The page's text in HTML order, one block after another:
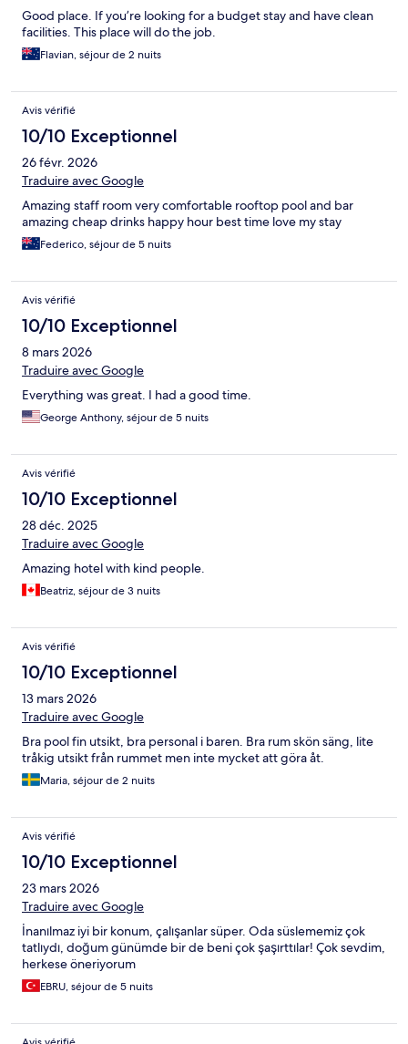
Good place. If you’re looking for a budget stay and have clean
facilities. This place will do the job.
Flavian, séjour de 2 nuits
Avis vérifié
10/10 Exceptionnel
26 févr. 2026
Traduire avec Google
Amazing staff room very comfortable rooftop pool and bar
amazing cheap drinks happy hour best time love my stay
Federico, séjour de 5 nuits
Avis vérifié
10/10 Exceptionnel
8 mars 2026
Traduire avec Google
Everything was great. I had a good time.
George Anthony, séjour de 5 nuits
Avis vérifié
10/10 Exceptionnel
28 déc. 2025
Traduire avec Google
Amazing hotel with kind people.
Beatriz, séjour de 3 nuits
Avis vérifié
10/10 Exceptionnel
13 mars 2026
Traduire avec Google
Bra pool fin utsikt, bra personal i baren. Bra rum skön säng, lite
tråkig utsikt från rummet men inte mycket att göra åt.
Maria, séjour de 2 nuits
Avis vérifié
10/10 Exceptionnel
23 mars 2026
Traduire avec Google
İnanılmaz iyi bir konum, çalışanlar süper. Oda süslememiz çok
tatlıydı, doğum günümde bir de beni çok şaşırttılar! Çok sevdim,
herkese öneriyorum
EBRU, séjour de 5 nuits